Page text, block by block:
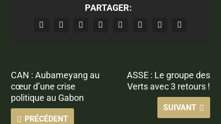
PARTAGER:
CAN : Aubameyang au
cœur d’une crise
politique au Gabon
PRÉCÉDENT
ASSE : Le groupe des
Verts avec 3 retours !
SUIVANT